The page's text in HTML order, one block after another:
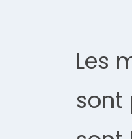
Les
sont